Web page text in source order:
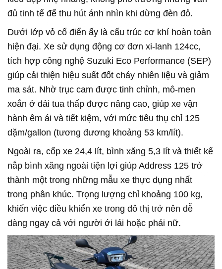
đủ tinh tế để thu hút ánh nhìn khi dừng đèn đỏ.
Dưới lớp vỏ cổ điển ấy là cấu trúc cơ khí hoàn toàn
hiện đại. Xe sử dụng động cơ đơn xi-lanh 124cc,
tích hợp công nghệ Suzuki Eco Performance (SEP)
giúp cải thiện hiệu suất đốt cháy nhiên liệu và giảm
ma sát. Nhờ trục cam được tinh chỉnh, mô-men
xoắn ở dải tua thấp được nâng cao, giúp xe vận
hành êm ái và tiết kiệm, với mức tiêu thụ chỉ 125
dặm/gallon (tương đương khoảng 53 km/lít).
Ngoài ra, cốp xe 24,4 lít, bình xăng 5,3 lít và thiết kế
nắp bình xăng ngoài tiện lợi giúp Address 125 trở
thành một trong những mẫu xe thực dụng nhất
trong phân khúc. Trọng lượng chỉ khoảng 100 kg,
khiến việc điều khiển xe trong đô thị trở nên dễ
dàng ngay cả với người ới lái hoặc phái nữ.